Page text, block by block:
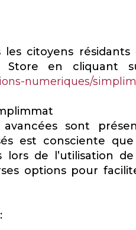
citoyens
Store en cliquant
numeriques/
sont
est consciente
de l’utilisation de
options pour